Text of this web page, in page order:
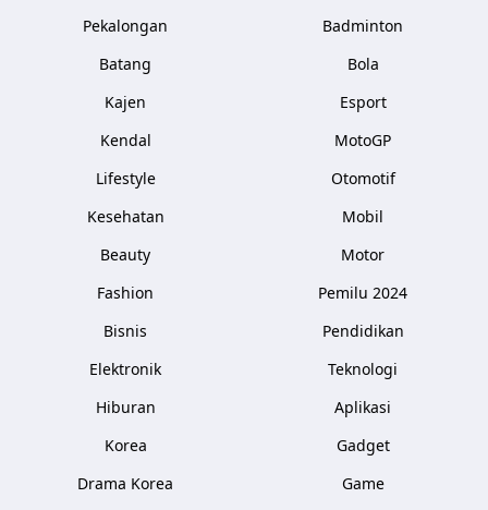
Pekalongan
Batang
Kajen
Kendal
Lifestyle
Kesehatan
Beauty
Fashion
Bisnis
Elektronik
Hiburan
Korea
Drama Korea
Badminton
Bola
Esport
MotoGP
Otomotif
Mobil
Motor
Pemilu 2024
Pendidikan
Teknologi
Aplikasi
Gadget
Game